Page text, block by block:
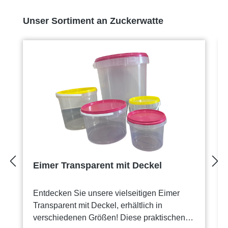
Produktgalerie überspringen
Unser Sortiment an Zuckerwatte
Eimer Transparent mit Deckel
Entdecken Sie unsere vielseitigen Eimer
Transparent mit Deckel, erhältlich in
verschiedenen Größen! Diese praktischen